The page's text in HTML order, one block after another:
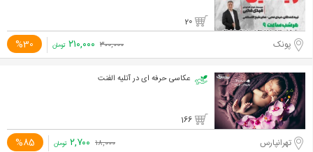
20
پونک %30 ۳۰۰,۰۰۰ ۲۱۰,۰۰۰ تومان
عکاسی حرفه ای در آتلیه الفنت
166
تهرانپارس %85 ۱۸,۰۰۰ ۲,۷۰۰ تومان